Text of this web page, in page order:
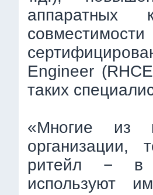
аппаратных
Engineer
таких
«Многие из
организации,
ритейл − в
иcпользуют